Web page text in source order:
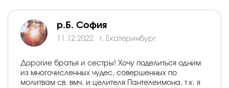
р.Б. София
11.12.2022 г. Екатеринбург
Дорогие братья и сестры! Хочу поделиться одним
из многочисленных чудес, совершенных по
молитвам св. вмч. и целителя Пантелеимона, т.к. я